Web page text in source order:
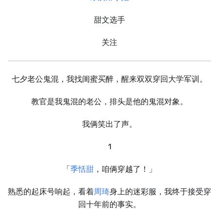
甜文选手
关注
七夕老公鬼混，我找闺蜜买醉，醒来双双穿回大学军训。
教官是我鬼混的老公，排头是他的鬼混对象。
我俩笑出了声。
1
「季恬甜 ，咱俩穿越了！」
熟悉的起床号响起，看着周琦身上的迷彩服，我终于接受穿
回十年前的事实。